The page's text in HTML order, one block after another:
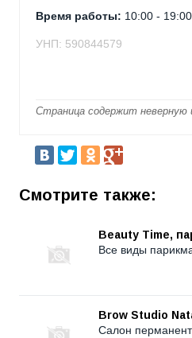
Время работы: 10:00 - 19:00
УНП: 590844579
Страница содержит неверную
Смотрите также:
Beauty Time,
Все виды
Brow Studio
Салон